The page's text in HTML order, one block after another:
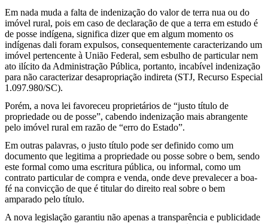
Em nada muda a falta de indenização do valor de terra nua ou do
imóvel rural, pois em caso de declaração de que a terra em estudo é
de posse indígena, significa dizer que em algum momento os
indígenas dali foram expulsos, consequentemente caracterizando um
imóvel pertencente à União Federal, sem esbulho de particular nem
ato ilícito da Administração Pública, portanto, incabível indenização
para não caracterizar desapropriação indireta (STJ, Recurso Especial
1.097.980/SC).
Porém, a nova lei favoreceu proprietários de “justo título de
propriedade ou de posse”, cabendo indenização mais abrangente
pelo imóvel rural em razão de “erro do Estado”.
Em outras palavras, o justo título pode ser definido como um
documento que legitima a propriedade ou posse sobre o bem, sendo
este formal como uma escritura pública, ou informal, como um
contrato particular de compra e venda, onde deve prevalecer a boa-
fé na convicção de que é titular do direito real sobre o bem
amparado pelo título.
A nova legislação garantiu não apenas a transparência e publicidade